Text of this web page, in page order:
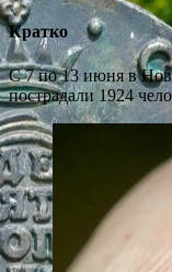
Кратко
С 7 по 13 июня в
пострадали 1924